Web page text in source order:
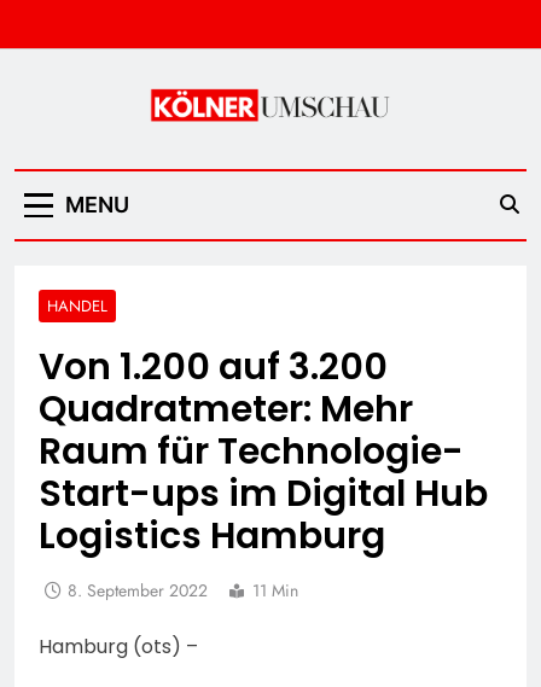
to
Kölner Umschau
MENU
HANDEL
Von 1.200 auf 3.200
Quadratmeter: Mehr
Raum für Technologie-
Start-ups im Digital Hub
Logistics Hamburg
8. September 2022 11 Min
Hamburg (ots) –